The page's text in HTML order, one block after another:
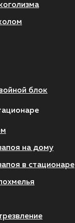
блок
на дому
в стационаре